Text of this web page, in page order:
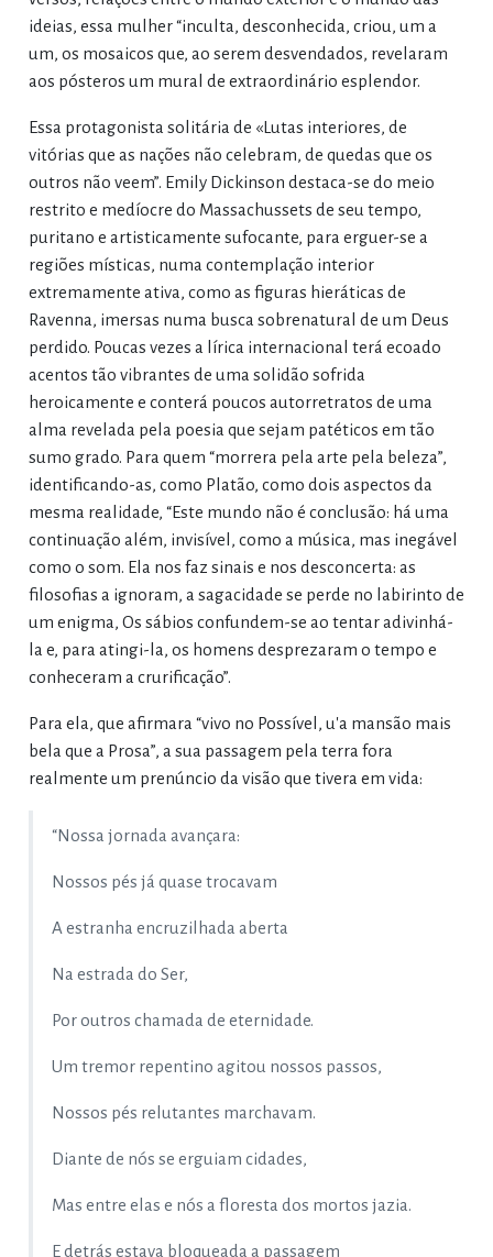
ideias, essa mulher “inculta, desconhecida, criou, um a
um, os mosaicos que, ao serem desvendados, revelaram
aos pósteros um mural de extraordinário esplendor.
Essa protagonista solitária de «Lutas interiores, de
vitórias que as nações não celebram, de quedas que os
outros não veem”. Emily Dickinson destaca-se do meio
restrito e medíocre do Massachussets de seu tempo,
puritano e artisticamente sufocante, para erguer-se a
regiões místicas, numa contemplação interior
extremamente ativa, como as figuras hieráticas de
Ravenna, imersas numa busca sobrenatural de um Deus
perdido. Poucas vezes a lírica internacional terá ecoado
acentos tão vibrantes de uma solidão sofrida
heroicamente e conterá poucos autorretratos de uma
alma revelada pela poesia que sejam patéticos em tão
sumo grado. Para quem “morrera pela arte pela beleza”,
identificando-as, como Platão, como dois aspectos da
mesma realidade, “Este mundo não é conclusão: há uma
continuação além, invisível, como a música, mas inegável
como o som. Ela nos faz sinais e nos desconcerta: as
filosofias a ignoram, a sagacidade se perde no labirinto de
um enigma, Os sábios confundem-se ao tentar adivinhá-
la e, para atingi-la, os homens desprezaram o tempo e
conheceram a crurificação”.
Para ela, que afirmara “vivo no Possível, u'a mansão mais
bela que a Prosa”, a sua passagem pela terra fora
realmente um prenúncio da visão que tivera em vida:
“Nossa jornada avançara:
Nossos pés já quase trocavam
A estranha encruzilhada aberta
Na estrada do Ser,
Por outros chamada de eternidade.
Um tremor repentino agitou nossos passos,
Nossos pés relutantes marchavam.
Diante de nós se erguiam cidades,
Mas entre elas e nós a floresta dos mortos jazia.
E detrás estava bloqueada a passagem